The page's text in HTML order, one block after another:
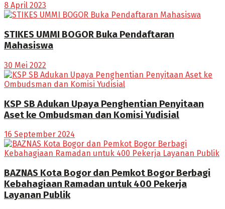
8 April 2023
STIKES UMMI BOGOR Buka Pendaftaran
Mahasiswa
30 Mei 2022
KSP SB Adukan Upaya Penghentian Penyitaan
Aset ke Ombudsman dan Komisi Yudisial
16 September 2024
BAZNAS Kota Bogor dan Pemkot Bogor Berbagi
Kebahagiaan Ramadan untuk 400 Pekerja
Layanan Publik